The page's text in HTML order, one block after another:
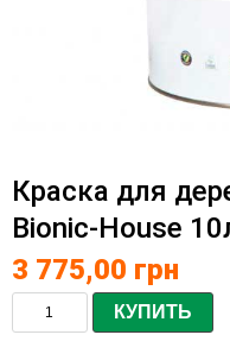
Краска для
Bionic-House
3 775,00 грн
КУПИТЬ